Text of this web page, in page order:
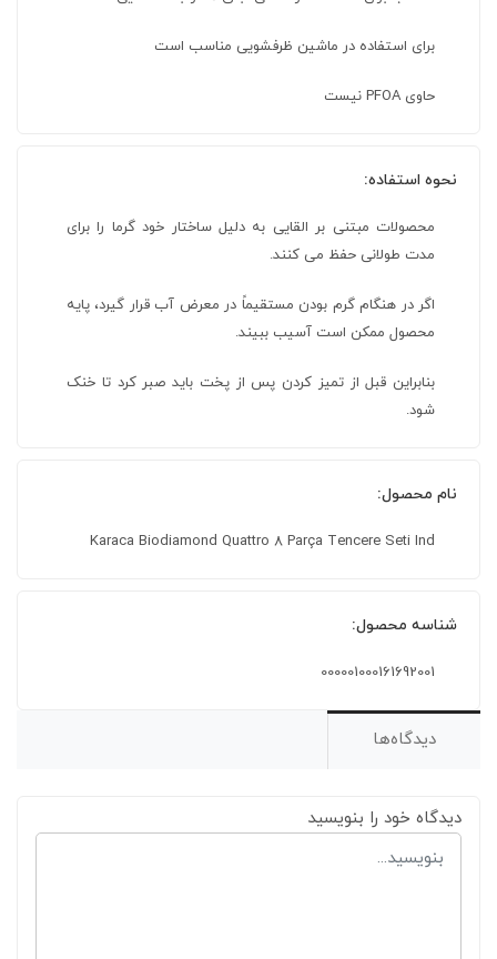
برای استفاده در ماشین ظرفشویی مناسب است
حاوی PFOA نیست
نحوه استفاده:
محصولات مبتنی بر القایی به دلیل ساختار خود گرما را برای
مدت طولانی حفظ می کنند.
اگر در هنگام گرم بودن مستقیماً در معرض آب قرار گیرد، پایه
محصول ممکن است آسیب ببیند.
بنابراین قبل از تمیز کردن پس از پخت باید صبر کرد تا خنک
شود.
نام محصول:
Karaca Biodiamond Quattro 8 Parça Tencere Seti Ind
شناسه محصول:
000001000161692001
دیدگاه‌ها
دیدگاه خود را بنویسید